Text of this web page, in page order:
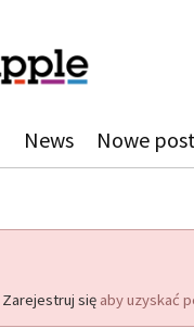
News Nowe
Zarejestruj się aby uzyskać